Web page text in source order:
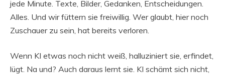
jede Minute. Texte, Bilder, Gedanken, Entscheidungen.
Alles. Und wir füttern sie freiwillig. Wer glaubt, hier noch
Zuschauer zu sein, hat bereits verloren.
Wenn KI etwas noch nicht weiß, halluziniert sie, erfindet,
lügt. Na und? Auch daraus lernt sie. KI schämt sich nicht,